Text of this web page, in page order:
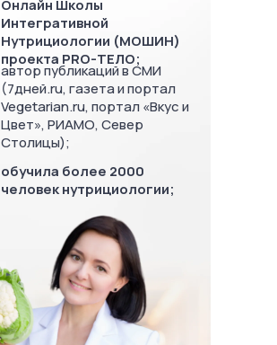
Онлайн Школы
Интегративной
Нутрициологии (МОШИН)
проекта PRO-ТЕЛО;
автор публикаций в СМИ
(7дней.ru, газета и портал
Vegetarian.ru, портал «Вкус и
Цвет», РИАМО, Север
Столицы);
обучила более 2000
человек нутрициологии;